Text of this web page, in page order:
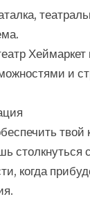
Хеймаркет
и
столкнуться
когда